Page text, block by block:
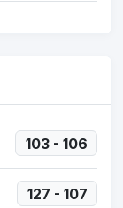
103 - 106
127 - 107